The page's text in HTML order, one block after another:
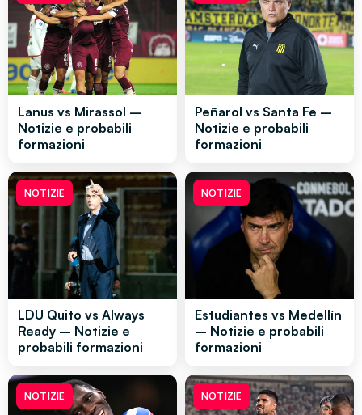
Lanus vs Mirassol –
Notizie e probabili
formazioni
Peñarol vs Santa Fe –
Notizie e probabili
formazioni
NOTIZIE
LDU Quito vs Always
Ready – Notizie e
probabili formazioni
NOTIZIE
Estudiantes vs Medellín
– Notizie e probabili
formazioni
NOTIZIE NOTIZIE